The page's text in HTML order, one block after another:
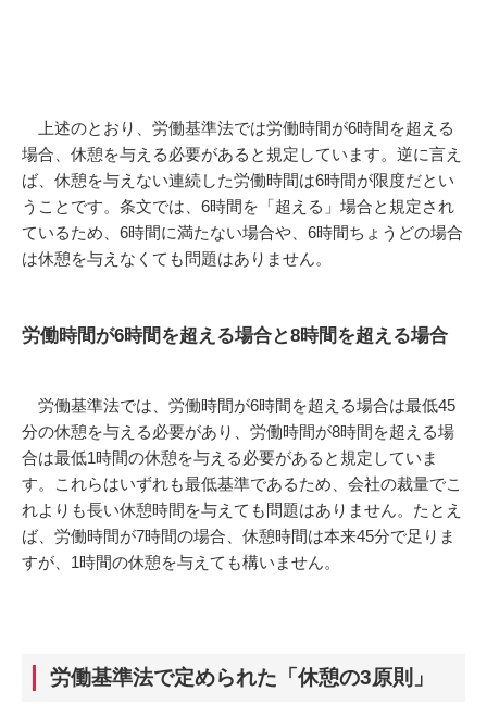
上述のとおり、労働基準法では労働時間が6時間を超える
場合、休憩を与える必要があると規定しています。逆に言え
ば、休憩を与えない連続した労働時間は6時間が限度だとい
うことです。条文では、6時間を「超える」場合と規定され
ているため、6時間に満たない場合や、6時間ちょうどの場合
は休憩を与えなくても問題はありません。
労働時間が6時間を超える場合と8時間を超える場合
労働基準法では、労働時間が6時間を超える場合は最低45
分の休憩を与える必要があり、労働時間が8時間を超える場
合は最低1時間の休憩を与える必要があると規定していま
す。これらはいずれも最低基準であるため、会社の裁量でこ
れよりも長い休憩時間を与えても問題はありません。たとえ
ば、労働時間が7時間の場合、休憩時間は本来45分で足りま
すが、1時間の休憩を与えても構いません。
労働基準法で定められた「休憩の3原則」